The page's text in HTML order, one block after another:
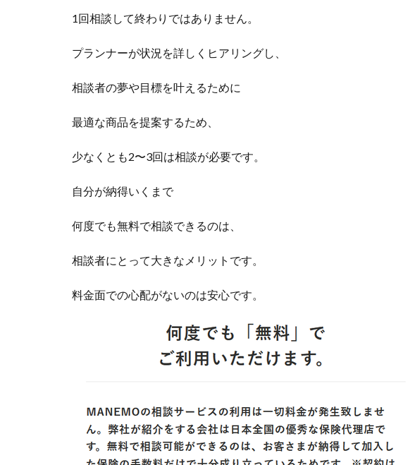
1回相談して終わりではありません。
プランナーが状況を詳しくヒアリングし、
相談者の夢や目標を叶えるために
最適な商品を提案するため、
少なくとも2〜3回は相談が必要です。
自分が納得いくまで
何度でも無料で相談できるのは、
相談者にとって大きなメリットです。
料金面での心配がないのは安心です。